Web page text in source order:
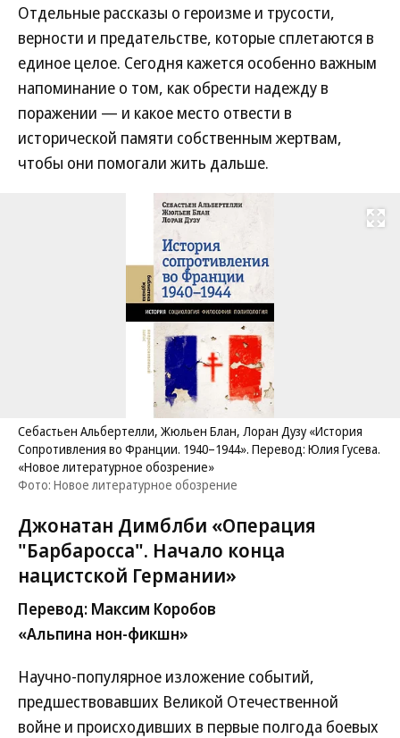
Отдельные рассказы о героизме и трусости,
верности и предательстве, которые сплетаются в
единое целое. Сегодня кажется особенно важным
напоминание о том, как обрести надежду в
поражении — и какое место отвести в
исторической памяти собственным жертвам,
чтобы они помогали жить дальше.
Развернуть
Себастьен Альбертелли, Жюльен Блан, Лоран Дузу «История
Сопротивления во Франции. 1940–1944». Перевод: Юлия Гусева.
«Новое литературное обозрение»
Фото: Новое литературное обозрение
Джонатан Димблби «Операция
"Барбаросса". Начало конца
нацистской Германии»
Перевод: Максим Коробов
«Альпина нон-фикшн»
Научно-популярное изложение событий,
предшествовавших Великой Отечественной
войне и происходивших в первые полгода боевых